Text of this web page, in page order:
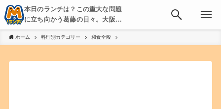
本日のランチは？この重大な問題
に立ち向かう葛藤の日々。大阪・
京都・神戸を中心とした食べ歩
き、飲み歩きを綴る。
ホーム 料理別カテゴリー 和食全般